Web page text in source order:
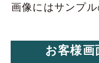
画像にはサンプ
お客様画